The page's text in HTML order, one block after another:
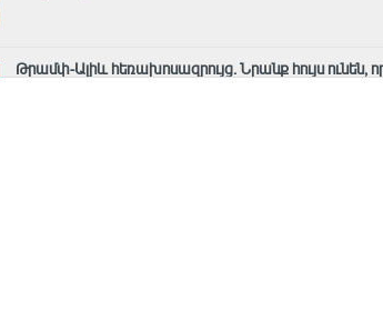
Թրամփ-Ալիև հեռախոսազրույց. Նրանք հույս